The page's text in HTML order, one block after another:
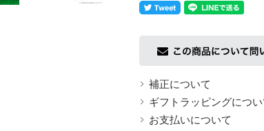
補正について
ギフトラッピングについ
お支払いについて